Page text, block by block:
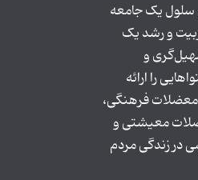
سلول یک جامعه
و رشد یک
و
را ارائه
فرهنگی،
معیشتی و
در زندگی مردم